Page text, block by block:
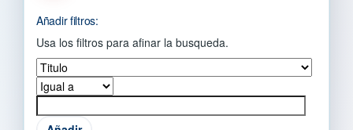
Añadir filtros:
Usa los filtros para afinar la busqueda.